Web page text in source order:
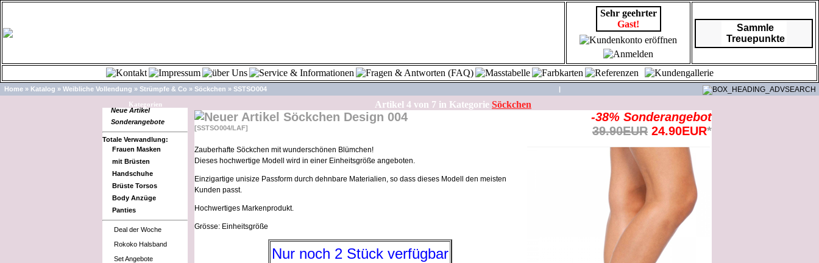
Sehr geehrter
Gast!
Sammle
Treuepunkte
Home » Katalog » Weibliche Vollendung » Strümpfe & Co » Söckchen » SSTSO004 |
Kategorien
Neue Artikel
Sonderangebote
Totale Verwandlung:
Frauen Masken
mit Brüsten
Handschuhe
Brüste Torsos
Body Anzüge
Panties
Deal der Woche
Rokoko Halsband
Set Angebote
Artikel 4 von 7 in Kategorie Söckchen
Söckchen Design 004
[SSTSO004/LAF]
-38% Sonderangebot
39.90EUR 24.90EUR*
Zauberhafte Söckchen mit wunderschönen Blümchen!
Dieses hochwertige Modell wird in einer Einheitsgröße angeboten.
Einzigartige unisize Passform durch dehnbare Materialien, so dass dieses Modell den meisten
Kunden passt.
Hochwertiges Markenprodukt.
Grösse: Einheitsgröße
Nur noch 2 Stück verfügbar